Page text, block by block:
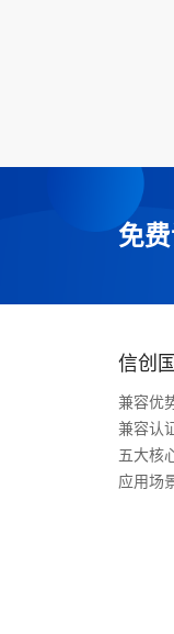
免
信创
兼容优
兼容认
五大核
应用场